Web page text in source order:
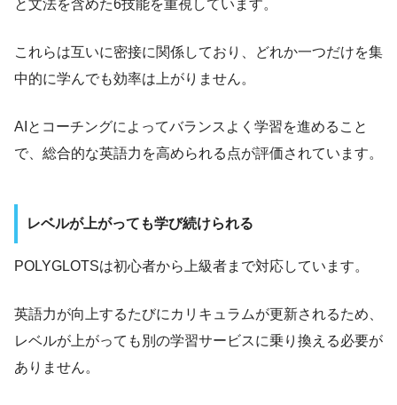
と文法を含めた6技能を重視しています。
これらは互いに密接に関係しており、どれか一つだけを集
中的に学んでも効率は上がりません。
AIとコーチングによってバランスよく学習を進めること
で、総合的な英語力を高められる点が評価されています。
レベルが上がっても学び続けられる
POLYGLOTSは初心者から上級者まで対応しています。
英語力が向上するたびにカリキュラムが更新されるため、
レベルが上がっても別の学習サービスに乗り換える必要が
ありません。